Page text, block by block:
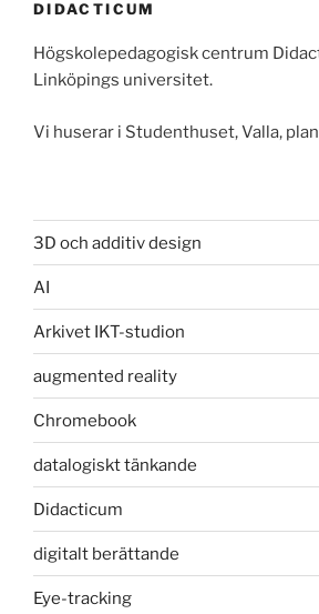
DIDACTICUM
Högskolepedagogisk centrum
Linköpings universitet.
Vi huserar i Studenthuset, Valla,
3D och additiv design
AI
Arkivet IKT-studion
augmented reality
Chromebook
datalogiskt tänkande
Didacticum
digitalt berättande
Eye-tracking